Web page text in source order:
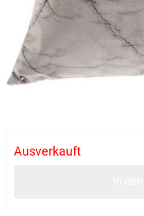
Ausverkauft